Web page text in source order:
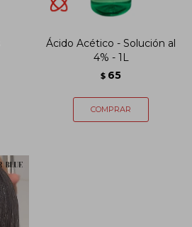
Ácido Acético - Solución al
4% - 1L
$ 65